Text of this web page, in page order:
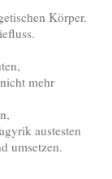
Körper.
mehr
austesten
umsetzen.